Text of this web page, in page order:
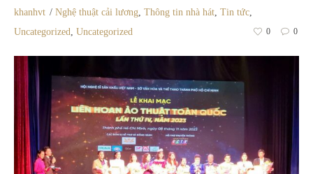
khanhvt Nghệ thuật cải lương, Thông tin nhà hát, Tin tức,
Uncategorized, Uncategorized 0 0